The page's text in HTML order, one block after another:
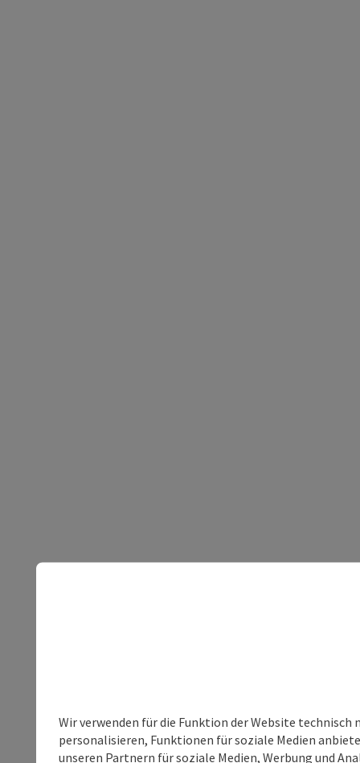
Wir verwenden für die Funktion der Website
personalisieren, Funktionen für soziale Medien
unseren Partnern für soziale Medien, Werbung und